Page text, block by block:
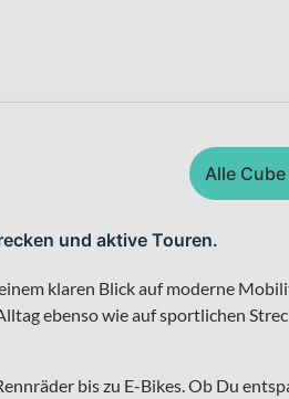
Alle
und aktive Touren.
klaren Blick auf moderne
ebenso wie auf sportlichen
bis zu E-Bikes. Ob Du